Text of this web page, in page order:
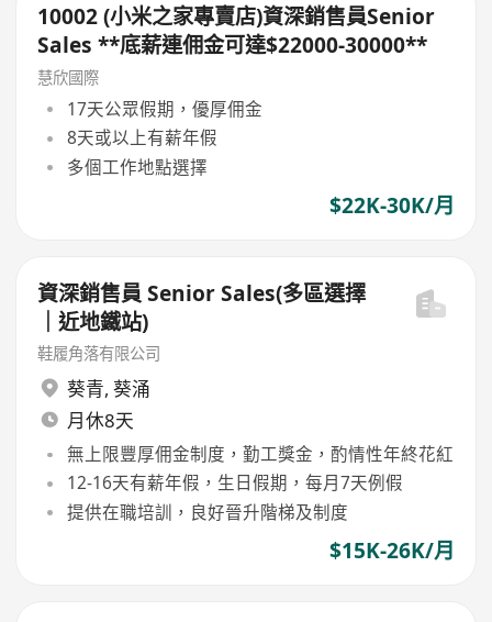
10002 (小米之家專賣店)資深銷售員Senior
Sales **底薪連佣金可達$22000-30000**
慧欣國際
17天公眾假期，優厚佣金
8天或以上有薪年假
多個工作地點選擇
$22K-30K/月
資深銷售員 Senior Sales(多區選擇
｜近地鐵站)
鞋履角落有限公司
葵青, 葵涌
月休8天
無上限豐厚佣金制度，勤工獎金，酌情性年終花紅
12-16天有薪年假，生日假期，每月7天例假
提供在職培訓，良好晉升階梯及制度
$15K-26K/月